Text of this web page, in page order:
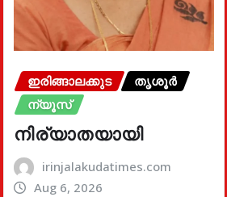
ഇരിങ്ങാലക്കുട
തൃശൂർ
ന്യൂസ്
നിര്യാതയായി
irinjalakudatimes.com
Aug 6, 2026